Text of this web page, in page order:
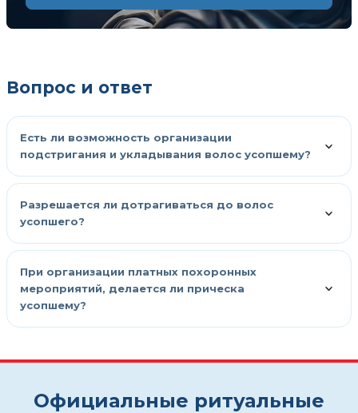
Вопрос и ответ
Есть ли возможность организации
подстригания и укладывания волос усопшему?
Разрешается ли дотрагиваться до волос
усопшего?
При организации платных похоронных
мероприятий, делается ли прическа
усопшему?
Официальные ритуальные